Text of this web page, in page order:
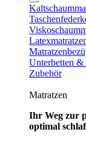
Unterbetten &
Zubehör
Matratzen
Ihr Weg zur
optimal